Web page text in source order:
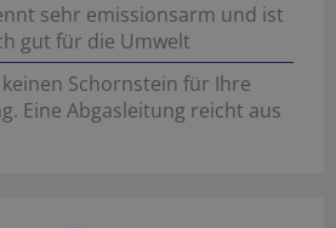
sehr emissionsarm und ist
gut für die Umwelt
Schornstein für Ihre
Eine Abgasleitung reicht aus